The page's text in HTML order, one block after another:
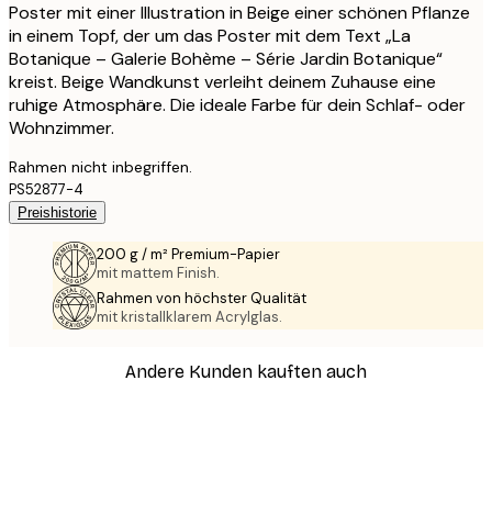
Poster mit einer Illustration in Beige einer schönen Pflanze
in einem Topf, der um das Poster mit dem Text „La
Botanique – Galerie Bohème – Série Jardin Botanique“
kreist. Beige Wandkunst verleiht deinem Zuhause eine
ruhige Atmosphäre. Die ideale Farbe für dein Schlaf- oder
Wohnzimmer.
Rahmen nicht inbegriffen.
PS52877-4
Preishistorie
200 g / m² Premium-Papier
mit mattem Finish.
Rahmen von höchster Qualität
mit kristallklarem Acrylglas.
Andere Kunden kauften auch